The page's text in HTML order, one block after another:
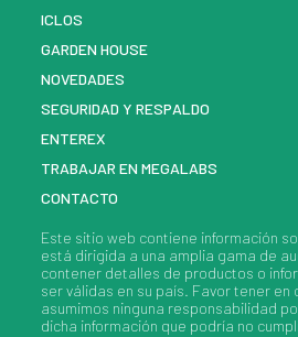
ICLOS
GARDEN HOUSE
NOVEDADES
SEGURIDAD Y RESPALDO
ENTEREX
TRABAJAR EN MEGALABS
CONTACTO
Este sitio web contiene información
está dirigida a una amplia gama de
contener detalles de productos o
ser válidas en su país. Favor tener en
asumimos ninguna responsabilidad
dicha información que podría no